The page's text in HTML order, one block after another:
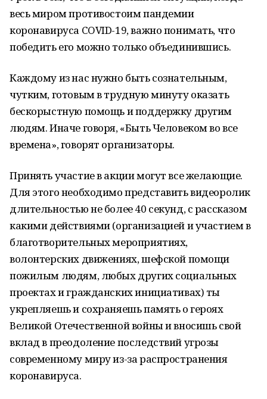
весь миром противостоим пандемии
коронавируса COVID-19, ­важно понимать, что
победить его можно только объединившись.
Каждому из нас нужно быть сознательным,
чутким, готовым в трудную минуту оказать
бескорыстную помощь и поддержку другим
людям. Иначе говоря, «Быть Человеком во все
времена», говорят организаторы.
Принять участие в акции могут все желающие.
Для этого необходимо представить видеоролик
длительностью не более 40 секунд, с рассказом
какими действиями (организацией и участием в
благотворительных мероприятиях,
волонтерских движениях, шефской помощи
пожилым людям, любых других социальных
проектах и гражданских инициативах) ты
укрепляешь и сохраняешь память о героях
Великой Отечественной войны и вносишь свой
вклад в преодоление последствий угрозы
современному миру из-за распространения
коронавируса.